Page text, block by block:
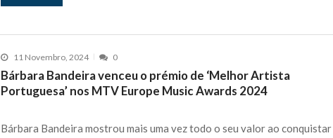
11 Novembro, 2024 0
Bárbara Bandeira venceu o prémio de ‘Melhor Artista
Portuguesa’ nos MTV Europe Music Awards 2024
Bárbara Bandeira mostrou mais uma vez todo o seu valor ao conquistar